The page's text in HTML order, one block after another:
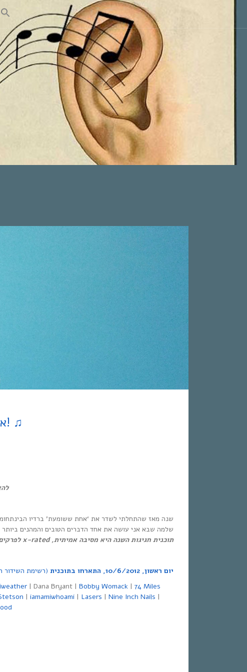
♫ אחת ששומעת #52 | 10/6/12 | סקס ואלקטרוניקה – מסיבת יומולדת שנה! ♫
שנה מאז שהתחלתי לשדר את ‘אחת ששומעת’ ברדיו
שלמה שבא אני עושה את אחד הדברים הטובים והמהנים ביותר
תוכנית חגיגות השנה היא מסיבה אמיתית, x-rated לפרקים – סקס ואלקטרוניקה. יומולדת שמח לי ולכם!
יום ראשון, 10/6/2012, התארחו בתוכנית (רשימת
| Dana Bryant | Bobby Womack | 74 Miles
| iamamiwhoami | Lasers | Nine Inch Nails |